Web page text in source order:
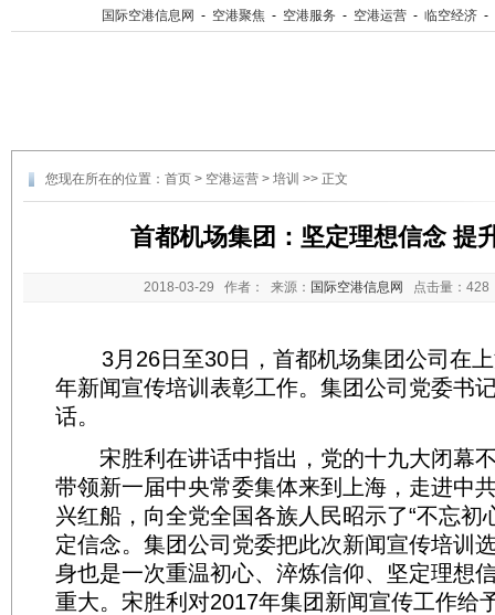
国际空港信息网 - 空港聚焦 - 空港服务 - 空港运营 - 临空经济 -
您现在所在的位置： 首页 > 空港运营 > 培训 >> 正文
首都机场集团：坚定理想信念 提
2018-03-29 作者： 来源： 国际空港信息网 点击量：
3月26日至30日，首都机场集团公司在上
年新闻宣传培训表彰工作。集团公司党委书
话。
宋胜利在讲话中指出，党的十九大闭幕
带领新一届中央常委集体来到上海，走进中
兴红船，向全党全国各族人民昭示了“不忘初
定信念。集团公司党委把此次新闻宣传培训
身也是一次重温初心、淬炼信仰、坚定理想
重大。宋胜利对2017年集团新闻宣传工作给